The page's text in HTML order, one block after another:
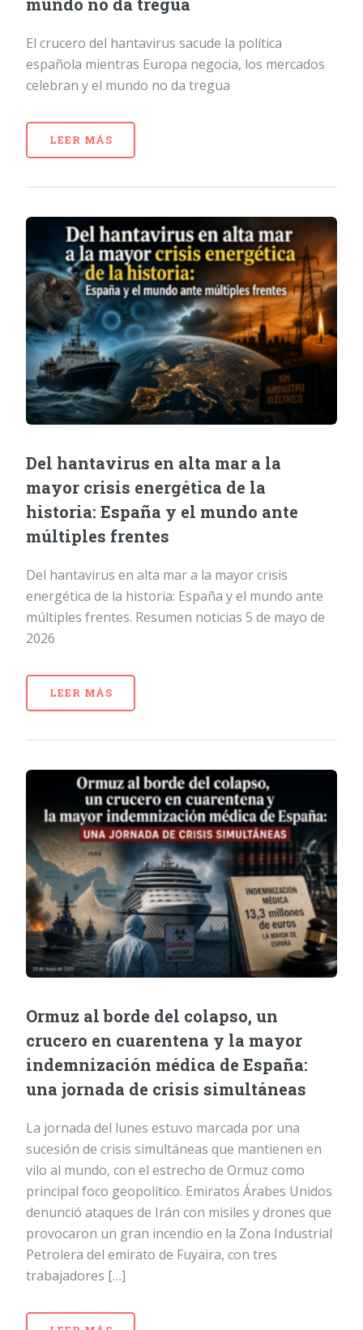
mundo no da tregua
El crucero del hantavirus sacude la política
española mientras Europa negocia, los mercados
celebran y el mundo no da tregua
LEER MÁS
Del hantavirus en alta mar a la
mayor crisis energética de la
historia: España y el mundo ante
múltiples frentes
Del hantavirus en alta mar a la mayor crisis
energética de la historia: España y el mundo ante
múltiples frentes. Resumen noticias 5 de mayo de
2026
LEER MÁS
Ormuz al borde del colapso, un
crucero en cuarentena y la mayor
indemnización médica de España:
una jornada de crisis simultáneas
La jornada del lunes estuvo marcada por una
sucesión de crisis simultáneas que mantienen en
vilo al mundo, con el estrecho de Ormuz como
principal foco geopolítico. Emiratos Árabes Unidos
denunció ataques de Irán con misiles y drones que
provocaron un gran incendio en la Zona Industrial
Petrolera del emirato de Fuyaira, con tres
trabajadores […]